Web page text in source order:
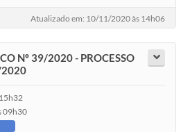
Atualizado em: 10/11/2020 às 14h06
Nº 39/2020 - PROCESSO
2020
09h30